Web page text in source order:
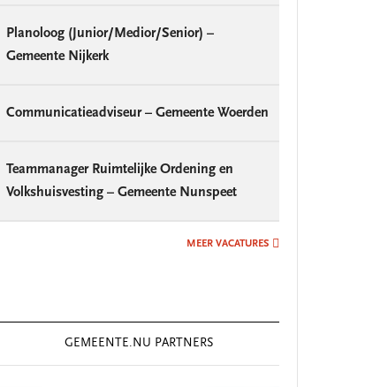
Planoloog (Junior/Medior/Senior) –
Gemeente Nijkerk
Communicatieadviseur – Gemeente Woerden
Teammanager Ruimtelijke Ordening en
Volkshuisvesting – Gemeente Nunspeet
MEER VACATURES
GEMEENTE.NU PARTNERS